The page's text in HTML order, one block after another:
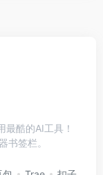
酷的AI工具！
签栏。